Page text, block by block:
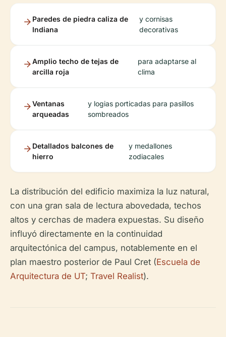
Paredes de piedra caliza de
Indiana
y cornisas
decorativas
Amplio techo de tejas de
arcilla roja
para adaptarse al
clima
Ventanas
arqueadas
y logias porticadas para pasillos
sombreados
Detallados balcones de
hierro
y medallones
zodiacales
La distribución del edificio maximiza la luz natural,
con una gran sala de lectura abovedada, techos
altos y cerchas de madera expuestas. Su diseño
influyó directamente en la continuidad
arquitectónica del campus, notablemente en el
plan maestro posterior de Paul Cret (Escuela de
Arquitectura de UT; Travel Realist).